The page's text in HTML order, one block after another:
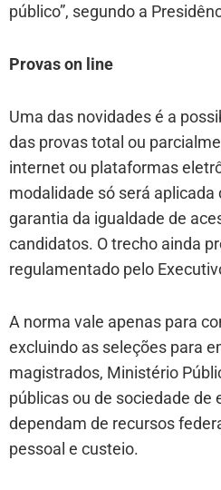
público”, segundo a
Provas on line
Uma das novidades é a
das provas total ou
internet ou plataformas
modalidade só será aplicada
garantia da igualdade de
candidatos. O trecho ainda
regulamentado pelo
A norma vale apenas para
excluindo as seleções para
magistrados, Ministério
públicas ou de sociedade de
dependam de recursos
pessoal e custeio.